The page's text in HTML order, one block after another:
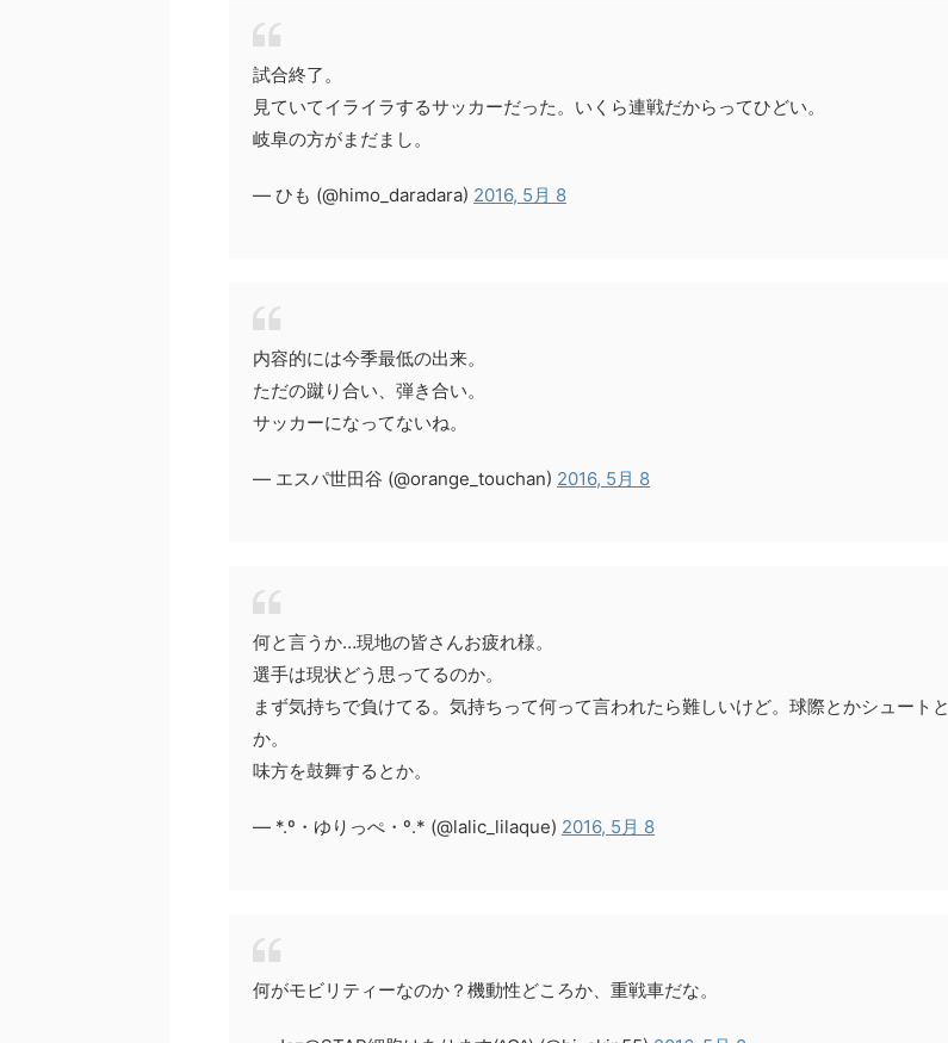
試合終了。
見ていてイライラするサッカーだった。いくら連戦だからってひどい。
岐阜の方がまだまし。
— ひも (@himo_daradara) 2016, 5月 8
内容的には今季最低の出来。
ただの蹴り合い、弾き合い。
サッカーになってないね。
— エスパ世田谷 (@orange_touchan) 2016, 5月 8
何と言うか…現地の皆さんお疲れ様。
選手は現状どう思ってるのか。
まず気持ちで負けてる。気持ちって何って言われたら難しいけど。球際とかシュートと
か。
味方を鼓舞するとか。
— *.º・ゆりっぺ・º.* (@lalic_lilaque) 2016, 5月 8
何がモビリティーなのか？機動性どころか、重戦車だな。